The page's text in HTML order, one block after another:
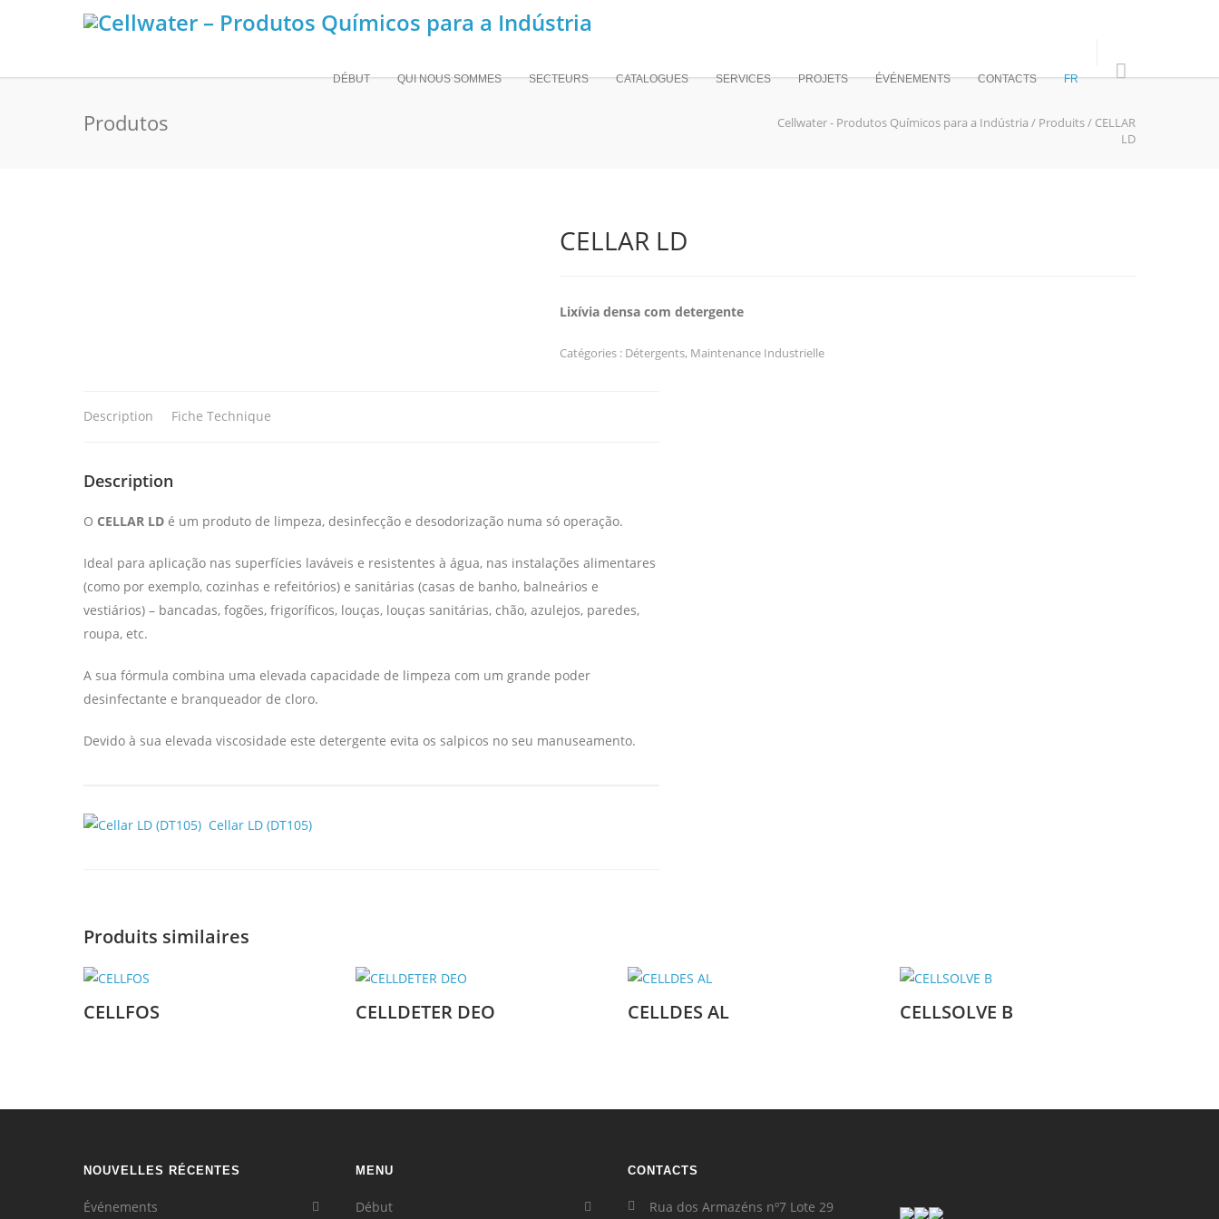
DÉBUT QUI NOUS SOMMES SECTEURS CATALOGUES SERVICES PROJETS ÉVÉNEMENTS CONTACTS FR
Produtos Cellwater - Produtos Químicos para a Indústria / Produits/ CELLAR
LD
CELLAR LD
Lixívia densa com detergente
Catégories : Détergents, Maintenance Industrielle
Description Fiche Technique
Description
O CELLAR LD é um produto de limpeza, desinfecção e desodorização numa só operação.
Ideal para aplicação nas superfícies laváveis e resistentes à água, nas instalações alimentares
(como por exemplo, cozinhas e refeitórios) e sanitárias (casas de banho, balneários e
vestiários) – bancadas, fogões, frigoríficos, louças, louças sanitárias, chão, azulejos, paredes,
roupa, etc.
A sua fórmula combina uma elevada capacidade de limpeza com um grande poder
desinfectante e branqueador de cloro.
Devido à sua elevada viscosidade este detergente evita os salpicos no seu manuseamento.
Cellar LD (DT105)
Produits similaires
CELLFOS CELLDETER DEO CELLDES AL CELLSOLVE B
NOUVELLES RÉCENTES
Événements
MENU
Début
CONTACTS
Rua dos Armazéns nº7 Lote 29